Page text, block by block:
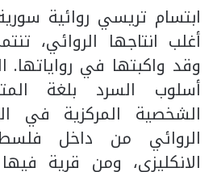
ابتسام تريسي روائية
أغلب انتاجها الروائي،
وقد واكبتها في رواياتها.
أسلوب السرد بلغة
الشخصية المركزية في
الروائي من داخل
الانكليزي، ومن قرية